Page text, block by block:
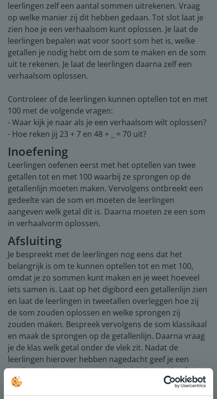
leerlingen zelf een aantal sommen uitrekenen. Vraag
op welke manier zij dit hebben gedaan. Tot slot laat je
zien hoe je een verhaalsom kunt oplossen. Je laat de
leerlingen bepalen wat voor soort som het is, welke
getallen je nodig hebt om de som te maken en de som
uit te rekenen. Je laat de leerlingen daarna zelf een
verhaalsom oplossen.
Controleer of de leerlingen kunnen optellen tot en met
100 met de volgende vragen:
- Waar kijk je naar als je een verhaalsom wilt oplossen?
- Hoe reken jij 23 + 7 en 48 +
_ = 70 uit?
Inoefening
Leerlingen oefenen eerst met het optellen van twee
getallen tot en met 100 waarbij ze sprongen op de
getallenlijn moeten maken. Vervolgens ontbreekt een
gedeelte van de som en moeten de leerlingen
aangeven welk getal dit is. Daarna moeten ze een som
in verhaalvorm oplossen.
Afsluiting
Je bespreekt met de leerlingen nog eens dat het
belangrijk is om te kunnen optellen tot en met 100,
omdat je zo sommen kunt maken en je weet hoeveel
iets samen is. Laat op het digibord een getallenlijn zien
en laat de leerlingen in tweetallen overleggen hoe zij
de som zouden oplossen en welke sprongen zij
zouden maken. Bespreek vervolgens de som klassikaal
en maak de sprongen op de getallenlijn. Daarna vraag
je de klas welk getal onder de vlek zit. Nadat de
leerlingen hierover hebben nagedacht geef je een
leerling een beurt. Vraag ook hoe hij de som heeft
opgelost. Sleep vervolgens de vlek weg om te
controleren of het juiste antwoord is gegeven.